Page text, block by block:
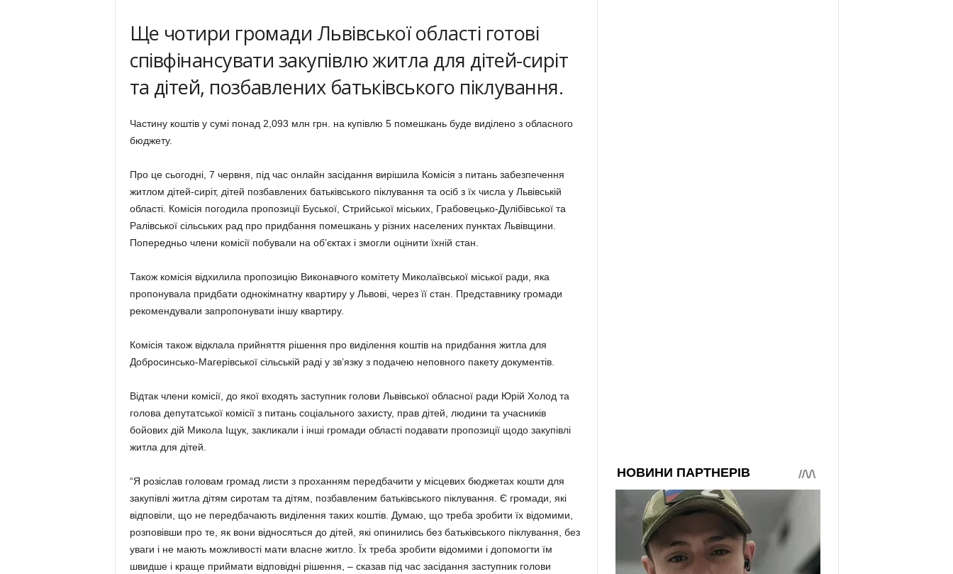
Ще чотири громади Львівської області готові
співфінансувати закупівлю житла для дітей-сиріт
та дітей, позбавлених батьківського піклування.
Частину коштів у сумі понад 2,093 млн грн. на купівлю 5 помешкань буде виділено з обласного
бюджету.
Про це сьогодні, 7 червня, під час онлайн засідання вирішила Комісія з питань забезпечення
житлом дітей-сиріт, дітей позбавлених батьківського піклування та осіб з їх числа у Львівській
області. Комісія погодила пропозиції Буської, Стрийської міських, Грабовецько-Дулібівської та
Ралівської сільських рад про придбання помешкань у різних населених пунктах Львівщини.
Попередньо члени комісії побували на обʼєктах і змогли оцінити їхній стан.
Також комісія відхилила пропозицію Виконавчого комітету Миколаївської міської ради, яка
пропонувала придбати однокімнатну квартиру у Львові, через її стан. Представнику громади
рекомендували запропонувати іншу квартиру.
Комісія також відклала прийняття рішення про виділення коштів на придбання житла для
Добросинсько-Магерівської сільській раді у зв’язку з подачею неповного пакету документів.
Відтак члени комісії, до якої входять заступник голови Львівської обласної ради Юрій Холод та
голова депутатської комісії з питань соціального захисту, прав дітей, людини та учасників
бойових дій Микола Іщук, закликали і інші громади області подавати пропозиції щодо закупівлі
житла для дітей.
“Я розіслав головам громад листи з проханням передбачити у місцевих бюджетах кошти для
закупівлі житла дітям сиротам та дітям, позбавленим батьківського піклування. Є громади, які
відповіли, що не передбачають виділення таких коштів. Думаю, що треба зробити їх відомими,
розповівши про те, як вони відносяться до дітей, які опинились без батьківського піклування, без
уваги і не мають можливості мати власне житло. Їх треба зробити відомими і допомогти їм
швидше і краще приймати відповідні рішення, – сказав під час засідання заступник голови